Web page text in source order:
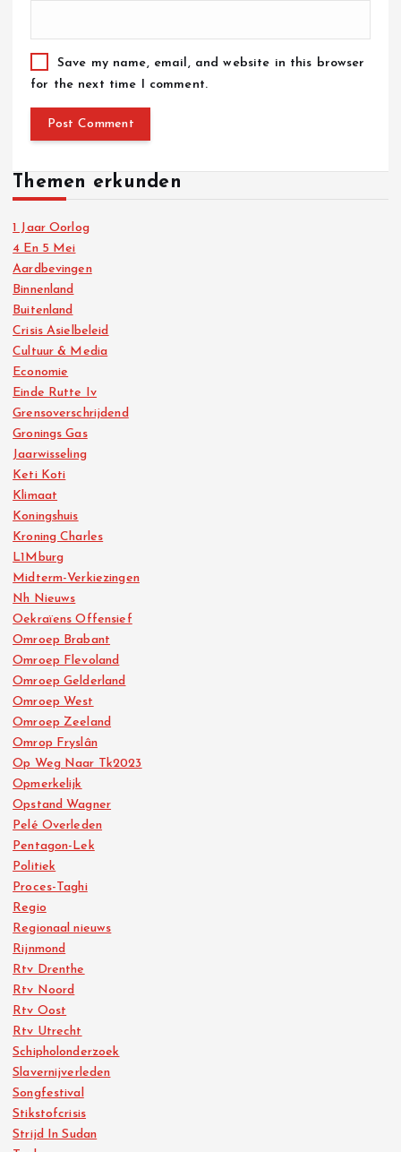
Save my name, email, and website in this browser
for the next time I comment.
Themen erkunden
1 Jaar Oorlog
4 En 5 Mei
Aardbevingen
Binnenland
Buitenland
Crisis Asielbeleid
Cultuur & Media
Economie
Einde Rutte Iv
Grensoverschrijdend
Gronings Gas
Jaarwisseling
Keti Koti
Klimaat
Koningshuis
Kroning Charles
L1Mburg
Midterm-Verkiezingen
Nh Nieuws
Oekraïens Offensief
Omroep Brabant
Omroep Flevoland
Omroep Gelderland
Omroep West
Omroep Zeeland
Omrop Fryslân
Op Weg Naar Tk2023
Opmerkelijk
Opstand Wagner
Pelé Overleden
Pentagon-Lek
Politiek
Proces-Taghi
Regio
Regionaal nieuws
Rijnmond
Rtv Drenthe
Rtv Noord
Rtv Oost
Rtv Utrecht
Schipholonderzoek
Slavernijverleden
Songfestival
Stikstofcrisis
Strijd In Sudan